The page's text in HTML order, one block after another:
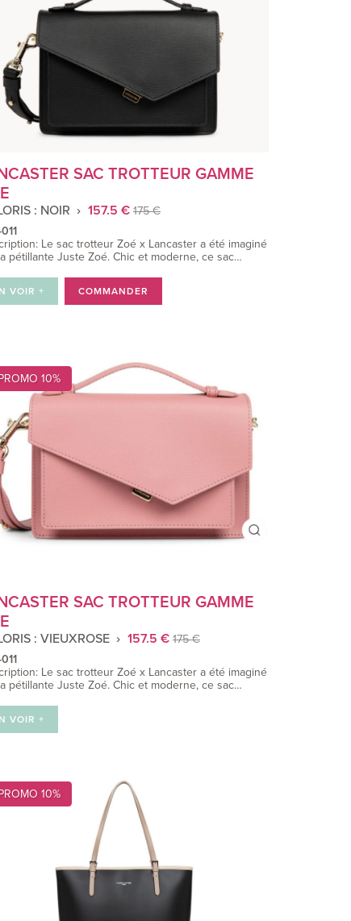
SAC TROTTEUR GAMME
: NOIR 157.5 € 175 €
Le sac trotteur Zoé x Lancaster a été imaginé
pétillante Juste Zoé. Chic et moderne, ce sac…
VOIR + COMMANDER
10%
SAC TROTTEUR GAMME
: VIEUXROSE 157.5 € 175 €
Le sac trotteur Zoé x Lancaster a été imaginé
pétillante Juste Zoé. Chic et moderne, ce sac…
VOIR +
10%